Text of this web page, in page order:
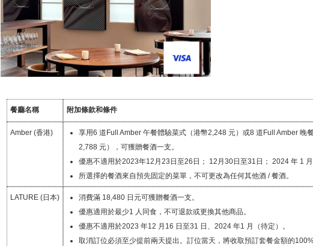
餐廳名稱 附加條款和條件
Amber (香港)
享用6 道Full Amber 午餐體驗菜式（港幣2,248 元）或8 道Full Amber 晚
2,788 元），可獲贈餐酒一支。
優惠不適用於2023年12月23日至26日； 12月30日至31日； 2024 年 1 月
所選擇的餐酒來自預先固定的菜單，不可更改為任何其他酒 / 餐酒。
LATURE (日本)
消費滿 18,480 日元可獲贈餐酒一支。
優惠適用於最少1 人同食，不可退款或更換其他商品。
優惠不適用於2023 年12 月16 日至31 日、2024 年1 月（待定）。
取消訂位必須至少提前兩天提出。訂位當天，將收取預訂套餐金額的